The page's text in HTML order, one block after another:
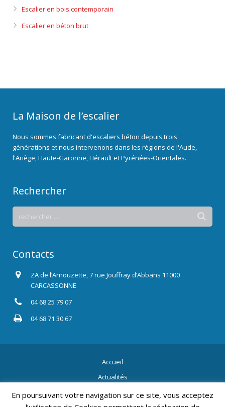
Escalier en bois contemporain
Escalier en béton brut
La Maison de l’escalier
Nous sommes fabricant d'escaliers béton depuis trois
générations et nous intervenons dans les régions de l'Aude,
l'Ariège, Haute-Garonne, Hérault et Pyrénées-Orientales.
Rechercher
Contacts
ZA de l’Arnouzette, 7 rue Jouffray d’Abbans 11000
CARCASSONNE
04 68 25 79 07
04 68 71 30 67
Accueil
Actualités
Contact
En poursuivant votre navigation sur ce site, vous acceptez